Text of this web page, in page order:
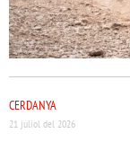
CERDANYA
21 juliol del 2026